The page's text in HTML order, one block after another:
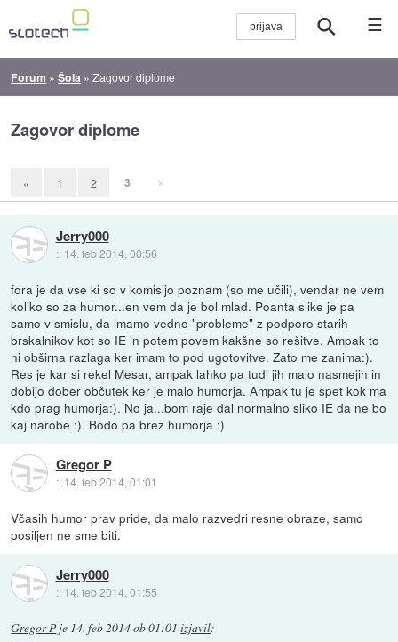
☰
Forum »Šola »Zagovor diplome
Zagovor diplome
« 1 2 3 »
Jerry000
:: 14. feb 2014, 00:56
fora je da vse ki so v komisijo poznam (so me učili), vendar ne vem
koliko so za humor...en vem da je bol mlad. Poanta slike je pa
samo v smislu, da imamo vedno "probleme" z podporo starih
brskalnikov kot so IE in potem povem kakšne so rešitve. Ampak to
ni obširna razlaga ker imam to pod ugotovitve. Zato me zanima:).
Res je kar si rekel Mesar, ampak lahko pa tudi jih malo nasmejih in
dobijo dober občutek ker je malo humorja. Ampak tu je spet kok ma
kdo prag humorja:). No ja...bom raje dal normalno sliko IE da ne bo
kaj narobe :). Bodo pa brez humorja :)
Gregor P
:: 14. feb 2014, 01:01
Včasih humor prav pride, da malo razvedri resne obraze, samo
posiljen ne sme biti.
Jerry000
:: 14. feb 2014, 01:55
Gregor P je 14. feb 2014 ob 01:01 izjavil: